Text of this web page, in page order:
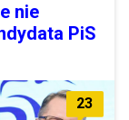
nie
PiS
23